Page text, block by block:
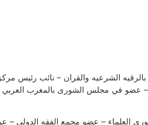
الشرعيه والقران – نائب رئيس مركز
بفرنسا بعضويه رقم 11021 – عضو مجمع البحوث الفلكيه – عضو في مجلس الشورى بالمغرب العربي
العلماء – عضو مجمع الفقه الدولي –